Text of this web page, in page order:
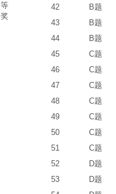
等
奖
42
B题
43
B题
44
B题
45
C题
46
C题
47
C题
48
C题
49
C题
50
C题
51
C题
52
D题
53
D题